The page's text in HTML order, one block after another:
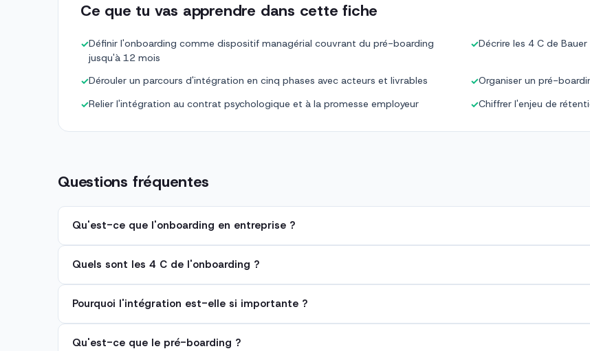
Ce que tu vas apprendre dans cette fiche
✓Définir l'onboarding comme dispositif managérial couvrant du pré-boarding
jusqu'à 12 mois
✓Décrire les 4 C de
✓Dérouler un parcours d'intégration en cinq phases avec acteurs et livrables ✓Organiser un pré-
✓Relier l'intégration au contrat psychologique et à la promesse employeur ✓Chiffrer l'enjeu de
Questions fréquentes
Qu'est-ce que l'onboarding en entreprise ?
Quels sont les 4 C de l'onboarding ?
Pourquoi l'intégration est-elle si importante ?
Qu'est-ce que le pré-boarding ?